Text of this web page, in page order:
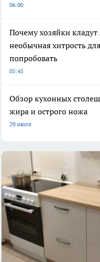
06:00
Почему хозяйки кладут
необычная хитрость
попробовать
05:45
Обзор кухонных
жира и острого ножа
29 июля